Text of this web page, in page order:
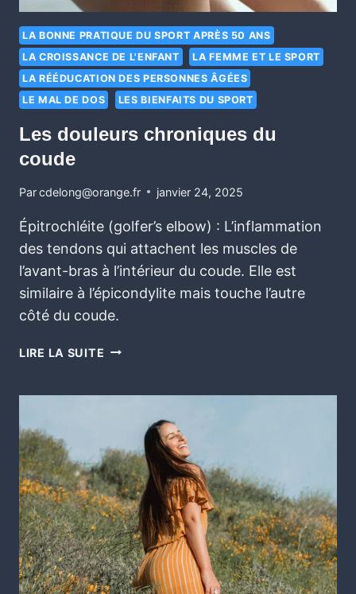
LA BONNE PRATIQUE DU SPORT APRÈS 50 ANS
LA CROISSANCE DE L'ENFANT
LA FEMME ET LE SPORT
LA RÉÉDUCATION DES PERSONNES ÂGÉES
LE MAL DE DOS
LES BIENFAITS DU SPORT
Les douleurs chroniques du
coude
Parcdelong@orange.fr janvier 24, 2025
Épitrochléite (golfer’s elbow) : L’inflammation
des tendons qui attachent les muscles de
l’avant-bras à l’intérieur du coude. Elle est
similaire à l’épicondylite mais touche l’autre
côté du coude.
LIRE LA SUITE